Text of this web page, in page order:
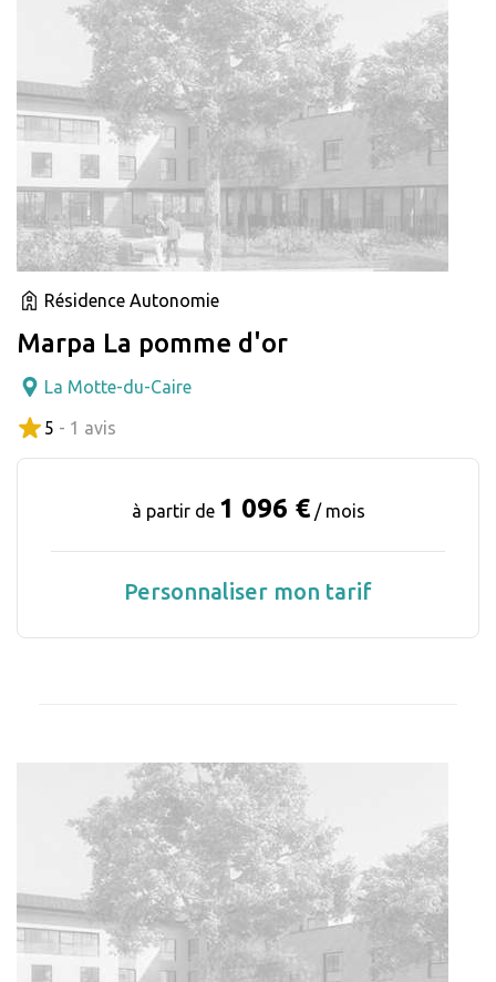
Résidence Autonomie
Marpa La pomme d'or
La Motte-du-Caire
5 - 1 avis
à partir de 1 096 € / mois
Personnaliser mon tarif